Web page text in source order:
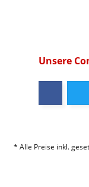
Unsere
* Alle Preise inkl.